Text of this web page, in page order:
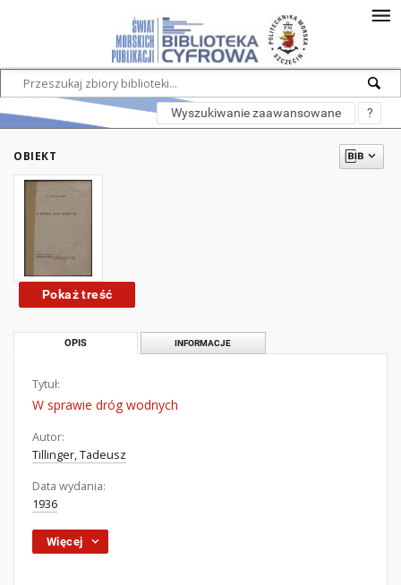
Wyszukiwanie zaawansowane ?
OBIEKT
Pokaż treść
OPIS INFORMACJE
Tytuł:
W sprawie dróg wodnych
Autor:
Tillinger, Tadeusz
Data wydania:
1936
Więcej